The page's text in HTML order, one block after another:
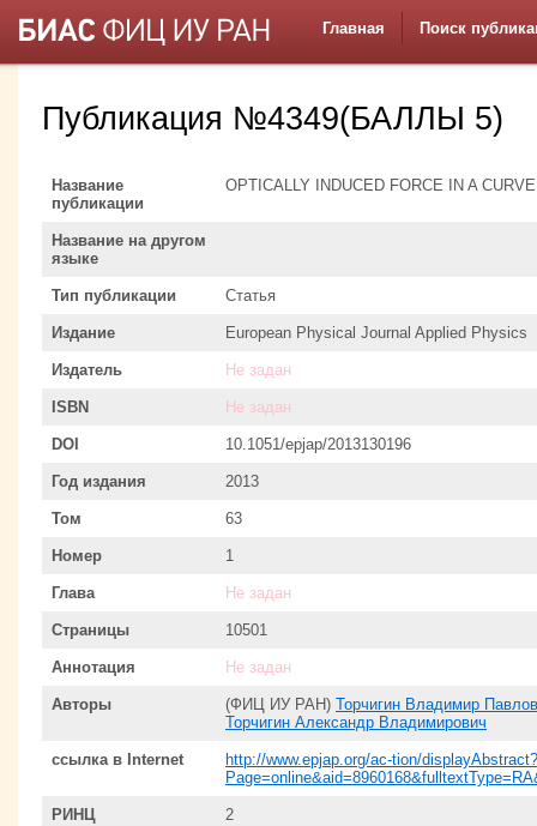
Главная Поиск
Публикация №4349(БАЛЛЫ 5)
Название
публикации
OPTICALLY INDUCED FORCE IN A
Название на другом
языке
Тип публикации Статья
Издание European Physical Journal Applied Physics
Издатель Не задан
ISBN Не задан
DOI 10.1051/epjap/2013130196
Год издания 2013
Том 63
Номер 1
Глава Не задан
Страницы 10501
Аннотация Не задан
Авторы (ФИЦ ИУ РАН) Торчигин Владимир
Торчигин Александр Владимирович
ссылка в Internet
http://www.epjap.org/ac-tion/
РИНЦ 2